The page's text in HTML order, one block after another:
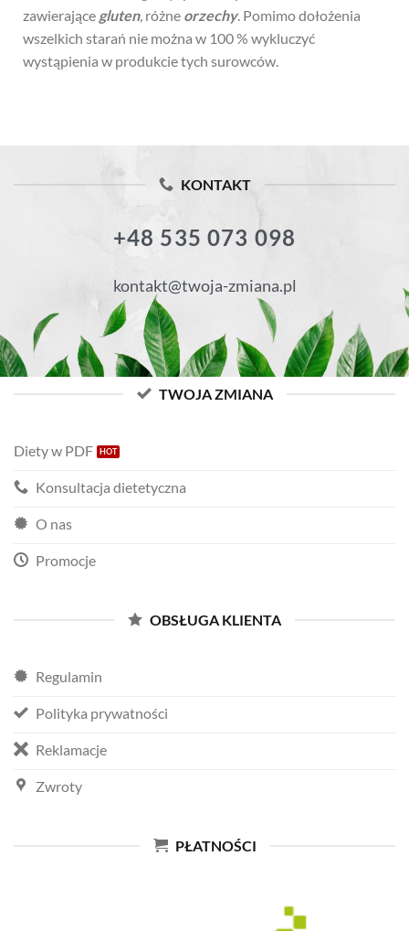
zawierające gluten, różne orzechy. Pomimo dołożenia
wszelkich starań nie można w 100 % wykluczyć
wystąpienia w produkcie tych surowców.
KONTAKT
+48 535 073 098
kontakt@twoja-zmiana.pl
TWOJA ZMIANA
Diety w PDF
Konsultacja dietetyczna
O nas
Promocje
OBSŁUGA KLIENTA
Regulamin
Polityka prywatności
Reklamacje
Zwroty
PŁATNOŚCI